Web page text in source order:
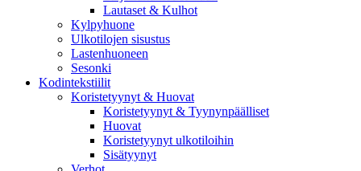
Lautaset & Kulhot
Kylpyhuone
Ulkotilojen sisustus
Lastenhuoneen
Sesonki
Kodintekstiilit
Koristetyynyt & Huovat
Koristetyynyt & Tyynynpäälliset
Huovat
Koristetyynyt ulkotiloihin
Sisätyynyt